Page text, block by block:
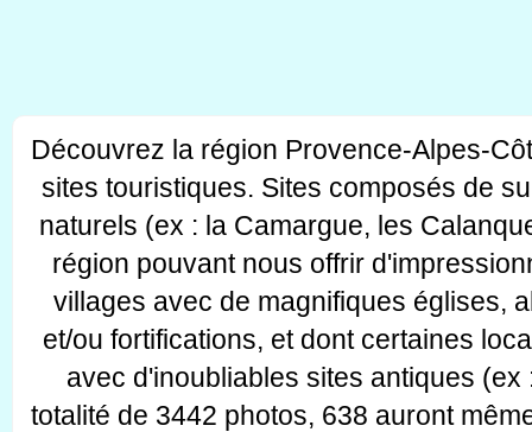
Découvrez la région Provence-Alpes-
sites touristiques. Sites composés de
naturels (ex : la Camargue, les
région pouvant nous offrir
villages avec de magnifiques églises,
et/ou fortifications, et dont certaines
avec d'inoubliables sites antiques
totalité de 3442 photos, 638 auront